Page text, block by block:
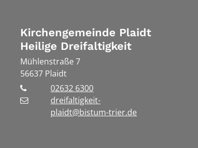
Kirchengemeinde Plaidt
Heilige Dreifaltigkeit
Mühlenstraße 7
56637 Plaidt
02632 6300
dreifaltigkeit-
plaidt@bistum-trier.de